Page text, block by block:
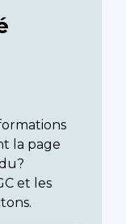
la page
et les